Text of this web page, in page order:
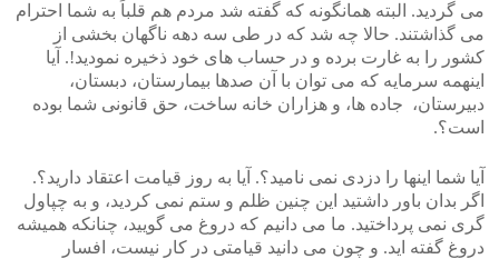
می گردید. البته همانگونه که گفته شد مردم هم قلباً به شما احترام
می گذاشتند. حالا چه شد که در طی سه دهه ناگهان بخشی از
کشور را به غارت برده و در حساب های خود ذخیره نمودید!. آیا
اینهمه سرمایه که می توان با آن صدها بیمارستان، دبستان،
دبیرستان، جاده ها، و هزاران خانه ساخت، حق قانونی شما بوده
است؟.
آیا شما اینها را دزدی نمی نامید؟. آیا به روز قیامت اعتقاد دارید؟.
اگر بدان باور داشتید این چنین ظلم و ستم نمی کردید، و به چپاول
گری نمی پرداختید. ما می دانیم که دروغ می گویید، چنانکه همیشه
دروغ گفته اید. و چون می دانید قیامتی در کار نیست، افسار